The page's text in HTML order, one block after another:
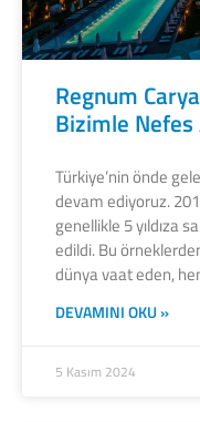
Regnum
Bizimle Nefes
Türkiye’nin önde
devam ediyoruz.
genellikle 5 yıldıza
edildi. Bu
dünya vaat eden,
DEVAMINI OKU »
5 Kasım 2024